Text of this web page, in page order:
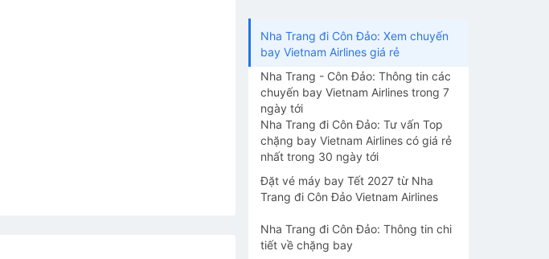
Nha Trang đi Côn Đảo: Xem chuyến
bay Vietnam Airlines giá rẻ
Nha Trang - Côn Đảo: Thông tin các
chuyến bay Vietnam Airlines trong 7
ngày tới
Nha Trang đi Côn Đảo: Tư vấn Top
chặng bay Vietnam Airlines có giá rẻ
nhất trong 30 ngày tới
Đặt vé máy bay Tết 2027 từ Nha
Trang đi Côn Đảo Vietnam Airlines
Nha Trang đi Côn Đảo: Thông tin chi
tiết về chặng bay